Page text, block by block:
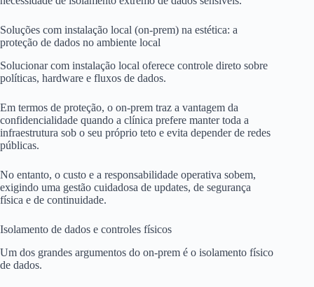
Soluções com instalação local (on-prem) na estética: a
proteção de dados no ambiente local
Solucionar com instalação local oferece controle direto sobre
políticas, hardware e fluxos de dados.
Em termos de proteção, o on-prem traz a vantagem da
confidencialidade quando a clínica prefere manter toda a
infraestrutura sob o seu próprio teto e evita depender de redes
públicas.
No entanto, o custo e a responsabilidade operativa sobem,
exigindo uma gestão cuidadosa de updates, de segurança
física e de continuidade.
Isolamento de dados e controles físicos
Um dos grandes argumentos do on-prem é o isolamento físico
de dados.